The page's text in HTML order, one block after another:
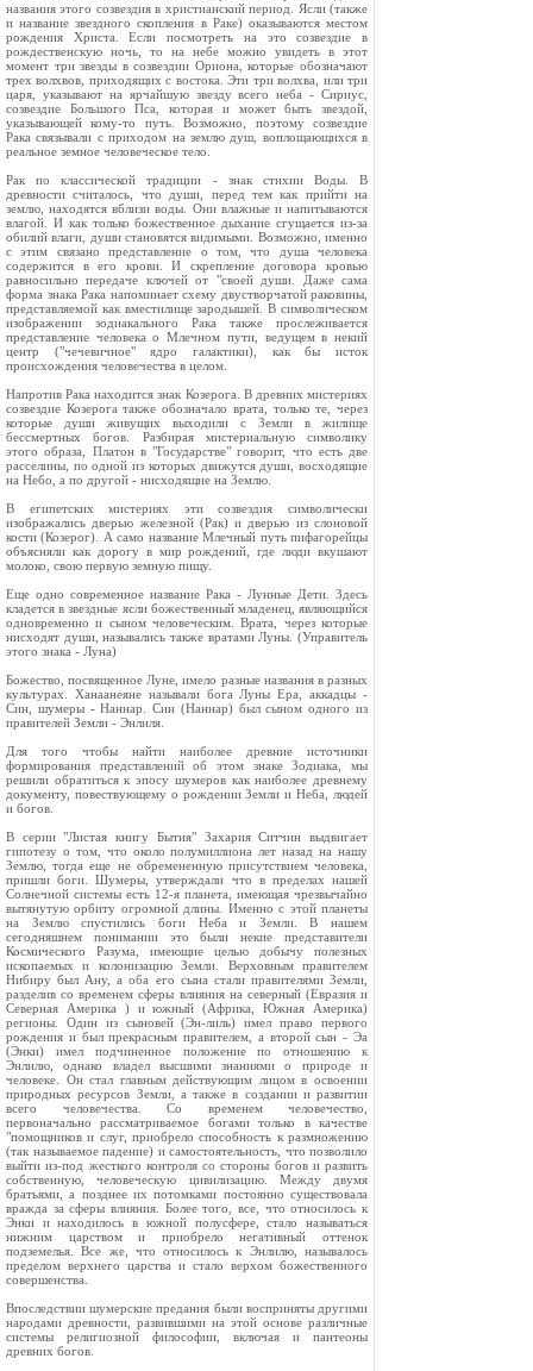
названия этого созвездия в христианский период. Ясли (также
и название звездного скопления в Раке) оказываются местом
рождения Христа. Если посмотреть на это созвездие в
рождественскую ночь, то на небе можно увидеть в этот
момент три звезды в созвездии Ориона, которые обозначают
трех волхвов, приходящих с востока. Эти три волхва, или три
царя, указывают на ярчайшую звезду всего неба - Сириус,
созвездие Большого Пса, которая и может быть звездой,
указывающей кому-то путь. Возможно, поэтому созвездие
Рака связывали с приходом на землю душ, воплощающихся в
реальное земное человеческое тело.
Рак по классической традиции - знак стихии Воды. В
древности считалось, что души, перед тем как прийти на
землю, находятся вблизи воды. Они влажные и напитываются
влагой. И как только божественное дыхание сгущается из-за
обилий влаги, души становятся видимыми. Возможно, именно
с этим связано представление о том, что душа человека
содержится в его крови. И скрепление договора кровью
равносильно передаче ключей от "своей души. Даже сама
форма знака Рака напоминает схему двустворчатой раковины,
представляемой как вместилище зародышей. В символическом
изображении зодиакального Рака также прослеживается
представление человека о Млечном пути, ведущем в некий
центр ("чечевичное" ядро галактики), как бы исток
происхождения человечества в целом.
Напротив Рака находится знак Козерога. В древних мистериях
созвездие Козерога также обозначало врата, только те, через
которые души живущих выходили с Земли в жилище
бессмертных богов. Разбирая мистериальную символику
этого образа, Платон в "Государстве" говорит, что есть две
расселины, по одной из которых движутся души, восходящие
на Небо, а по другой - нисходящие на Землю.
В египетских мистериях эти созвездия символически
изображались дверью железной (Рак) и дверью из слоновой
кости (Козерог). А само название Млечный путь пифагорейцы
объясняли как дорогу в мир рождений, где люди вкушают
молоко, свою первую земную пищу.
Еще одно современное название Рака - Лунные Дети. Здесь
кладется в звездные ясли божественный младенец, являющийся
одновременно и сыном человеческим. Врата, через которые
нисходят души, назывались также вратами Луны. (Управитель
этого знака - Луна)
Божество, посвященное Луне, имело разные названия в разных
культурах. Ханаанеяне называли бога Луны Ера, аккадцы -
Син, шумеры - Наннар. Син (Наннар) был сыном одного из
правителей Земли - Энлиля.
Для того чтобы найти наиболее древние источники
формирования представлений об этом знаке Зодиака, мы
решили обратиться к эпосу шумеров как наиболее древнему
документу, повествующему о рождении Земли и Неба, людей
и богов.
В серии "Листая книгу Бытия" Захария Ситчин выдвигает
гипотезу о том, что около полумиллиона лет назад на нашу
Землю, тогда еще не обремененную присутствием человека,
пришли боги. Шумеры, утверждали что в пределах нашей
Солнечной системы есть 12-я планета, имеющая чрезвычайно
вытянутую орбиту огромной длины. Именно с этой планеты
на Землю спустились боги Неба и Земли. В нашем
сегодняшнем понимании это были некие представители
Космического Разума, имеющие целью добычу полезных
ископаемых и колонизацию Земли. Верховным правителем
Нибиру был Ану, а оба его сына стали правителями Земли,
разделив со временем сферы влияния на северный (Евразия и
Северная Америка ) и южный (Африка, Южная Америка)
регионы. Один из сыновей (Эн-лиль) имел право первого
рождения и был прекрасным правителем, а второй сын - Эа
(Энки) имел подчиненное положение по отношению к
Энлилю, однако владел высшими знаниями о природе и
человеке. Он стал главным действующим лицом в освоении
природных ресурсов Земли, а также в создании и развитии
всего человечества. Со временем человечество,
первоначально рассматриваемое богами только в качестве
"помощников и слуг, приобрело способность к размножению
(так называемое падение) и самостоятельность, что позволило
выйти из-под жесткого контроля со стороны богов и развить
собственную, человеческую цивилизацию. Между двумя
братьями, а позднее их потомками постоянно существовала
вражда за сферы влияния. Более того, все, что относилось к
Энки и находилось в южной полусфере, стало называться
нижним царством и приобрело негативный оттенок
подземелья. Все же, что относилось к Энлилю, называлось
пределом верхнего царства и стало верхом божественного
совершенства.
Впоследствии шумерские предания были восприняты другими
народами древности, развившими на этой основе различные
системы религиозной философии, включая и пантеоны
древних богов.